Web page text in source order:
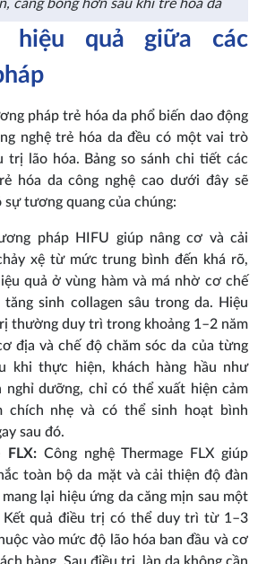
căng bóng hơn sau khi trẻ hóa da
hiệu quả giữa các
pháp trẻ hóa da phổ biến dao động
nghệ trẻ hóa da đều có một vai trò
trị lão hóa. Bảng so sánh chi tiết các
hóa da công nghệ cao dưới đây sẽ
sự tương quang của chúng:
pháp HIFU giúp nâng cơ và cải
xệ từ mức trung bình đến khá rõ,
quả ở vùng hàm và má nhờ cơ chế
tăng sinh collagen sâu trong da. Hiệu
thường duy trì trong khoảng 1–2 năm
địa và chế độ chăm sóc da của từng
khi thực hiện, khách hàng hầu như
nghỉ dưỡng, chỉ có thể xuất hiện cảm
chích nhẹ và có thể sinh hoạt bình
sau đó.
FLX:Công nghệ Thermage FLX giúp
toàn bộ da mặt và cải thiện độ đàn
lại hiệu ứng da căng mịn sau một
Kết quả điều trị có thể duy trì từ 1–3
vào mức độ lão hóa ban đầu và cơ